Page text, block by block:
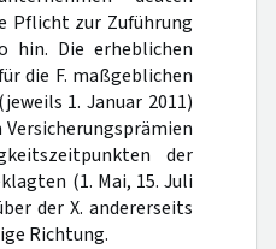
Pflicht zur Zuführung
hin. Die erheblichen
die F. maßgeblichen
1. Januar 2011)
der
(1. Mai, 15. Juli
der X. andererseits
Richtung.